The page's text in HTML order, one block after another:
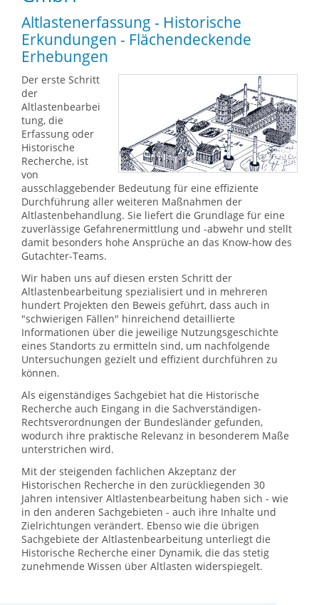
Altlastenerfassung - Historische
Erkundungen - Flächendeckende
Erhebungen
Der erste Schritt
der
Altlastenbearbei
tung, die
Erfassung oder
Historische
Recherche, ist
von
ausschlaggebender Bedeutung für eine effiziente
Durchführung aller weiteren Maßnahmen der
Altlastenbehandlung. Sie liefert die Grundlage für eine
zuverlässige Gefahrenermittlung und -abwehr und stellt
damit besonders hohe Ansprüche an das Know-how des
Gutachter-Teams.
Wir haben uns auf diesen ersten Schritt der
Altlastenbearbeitung spezialisiert und in mehreren
hundert Projekten den Beweis geführt, dass auch in
"schwierigen Fällen" hinreichend detaillierte
Informationen über die jeweilige Nutzungsgeschichte
eines Standorts zu ermitteln sind, um nachfolgende
Untersuchungen gezielt und effizient durchführen zu
können.
Als eigenständiges Sachgebiet hat die Historische
Recherche auch Eingang in die Sachverständigen-
Rechtsverordnungen der Bundesländer gefunden,
wodurch ihre praktische Relevanz in besonderem Maße
unterstrichen wird.
Mit der steigenden fachlichen Akzeptanz der
Historischen Recherche in den zurückliegenden 30
Jahren intensiver Altlastenbearbeitung haben sich - wie
in den anderen Sachgebieten - auch ihre Inhalte und
Zielrichtungen verändert. Ebenso wie die übrigen
Sachgebiete der Altlastenbearbeitung unterliegt die
Historische Recherche einer Dynamik, die das stetig
zunehmende Wissen über Altlasten widerspiegelt.